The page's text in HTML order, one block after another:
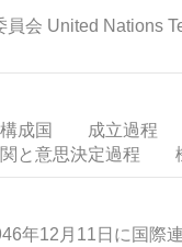
員会 United Nations
構成国 成立過程
と意思決定過程
年12月11日に国際